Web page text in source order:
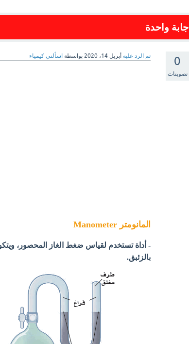
إجابة واحدة
0
تصويتات
تم الرد عليه أبريل 14، 2020 بواسطة اسألني كيمياء
المانومتر Manometer
بالزئبق.